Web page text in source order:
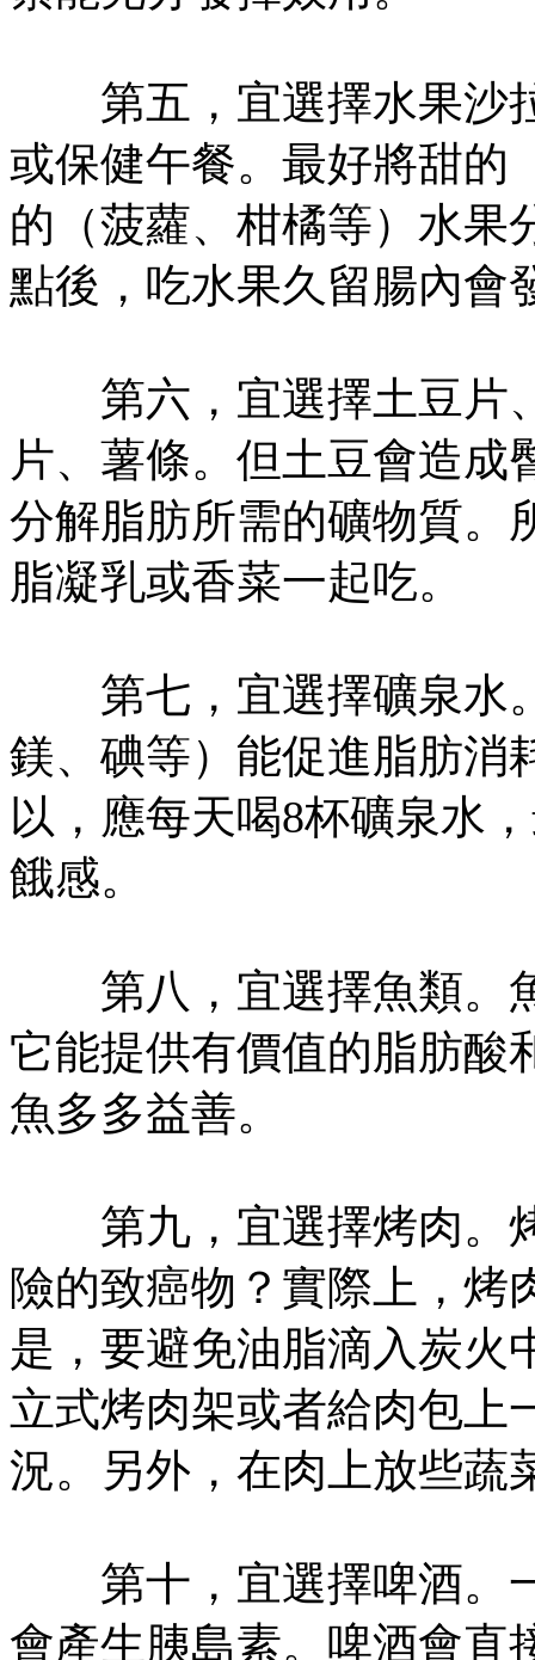
第五，宜選擇水果沙
或保健午餐。最好將甜的
的（菠蘿、柑橘等）水果
點後，吃水果久留腸內會
第六，宜選擇土豆片
片、薯條。但土豆會造成
分解脂肪所需的礦物質。
脂凝乳或香菜一起吃。
第七，宜選擇礦泉水
鎂、碘等）能促進脂肪消
以，應每天喝8杯礦泉水
餓感。
第八，宜選擇魚類。
它能提供有價值的脂肪酸
魚多多益善。
第九，宜選擇烤肉。
險的致癌物？實際上，烤
是，要避免油脂滴入炭火
立式烤肉架或者給肉包上
況。另外，在肉上放些蔬
第十，宜選擇啤酒。
會產生胰島素。啤酒會直